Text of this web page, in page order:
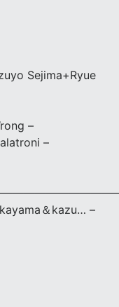
Sejima+Ryue
–
–
＆kazu… –